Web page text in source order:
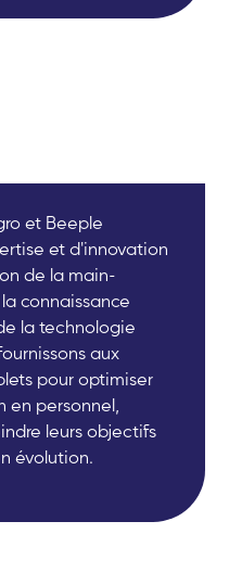
et Beeple
et d'innovation
de la main-
connaissance
la technologie
aux
pour optimiser
en personnel,
leurs objectifs
évolution.